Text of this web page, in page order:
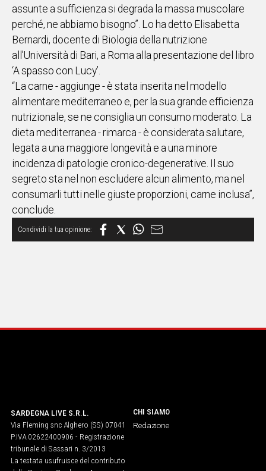
SPORT
EVENTI
STORIE
VIDEO
UNISCITI
WHATSAPP
Social
assunte a sufficienza si degrada la massa muscolare
perché, ne abbiamo bisogno”. Lo ha detto Elisabetta
Bernardi, docente di Biologia della nutrizione
all’Università di Bari, a Roma alla presentazione del libro
‘A spasso con Lucy’.
“La carne - aggiunge - è stata inserita nel modello
alimentare mediterraneo e, per la sua grande efficienza
nutrizionale, se ne consiglia un consumo moderato. La
dieta mediterranea - rimarca - è considerata salutare,
legata a una maggiore longevità e a una minore
incidenza di patologie cronico-degenerative. Il suo
segreto sta nel non escludere alcun alimento, ma nel
consumarli tutti nelle giuste proporzioni, carne inclusa”,
conclude.
SARDEGNA LIVE S.R.L.
Via Fleming snc Alghero (SS) 07041
P.IVA 02622400906 - Registrazione
tribunale di Sassari n. 3/2013
La testata usufruisce del contributo
CHI SIAMO
Redazione